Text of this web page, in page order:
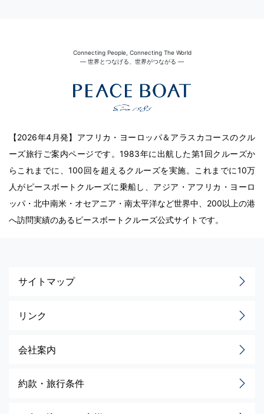
Connecting People, Connecting The World
― 世界とつなげる、世界がつながる ―
【2026年4月発】アフリカ・ヨーロッパ＆アラスカコースのクル
ーズ旅行ご案内ページです。1983年に出航した第1回クルーズか
らこれまでに、100回を超えるクルーズを実施。これまでに10万
人がピースボートクルーズに乗船し、アジア・アフリカ・ヨーロ
ッパ・北中南米・オセアニア・南太平洋など世界中、200以上の港
へ訪問実績のあるピースボートクルーズ公式サイトです。
サイトマップ
リンク
会社案内
約款・旅行条件